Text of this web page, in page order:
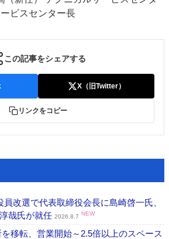
ビスセンター長
この記事をシェアする
X（旧Twitter）
リンクをコピー
改選で代表取締役会長に島崎啓一氏、
哉氏が就任 2026.8.7 NEW
移転、営業開始～2.5倍以上のスペース